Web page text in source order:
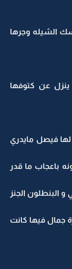
الشيله وجرها
عن كتوفها
فيصل مايدري
باعجاب ما قدر
البنطلون الجنز
جمال فيها كانت